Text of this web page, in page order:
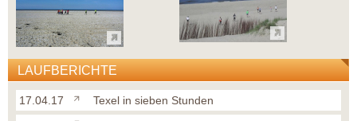
LAUFBERICHTE
17.04.17
Texel in sieben Stunden